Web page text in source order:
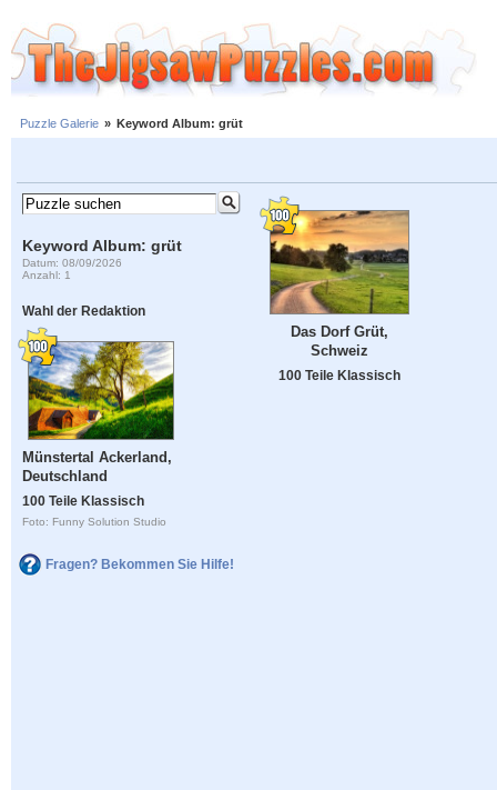
Puzzle Galerie » Keyword Album: grüt
Keyword Album: grüt
Datum: 08/09/2026
Anzahl: 1
Wahl der Redaktion
Münstertal Ackerland,
Deutschland
100 Teile Klassisch
Foto: Funny Solution Studio
Fragen? Bekommen Sie Hilfe!
Das Dorf Grüt,
Schweiz
100 Teile Klassisch